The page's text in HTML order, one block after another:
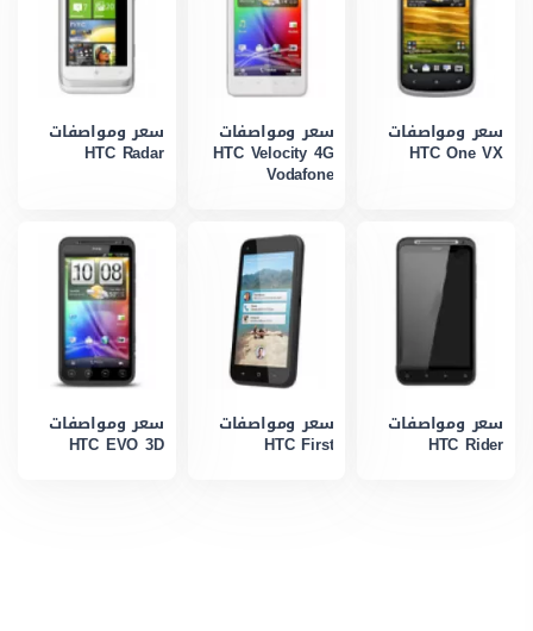
سعر ومواصفات
HTC One VX
سعر ومواصفات
HTC Velocity 4G
Vodafone
سعر ومواصفات
HTC Radar
سعر ومواصفات
HTC Rider
سعر ومواصفات
HTC First
سعر ومواصفات
HTC EVO 3D